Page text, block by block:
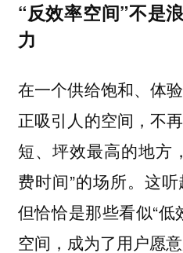
“反效率空间”不是
力
在一个供给饱和、体
正吸引人的空间，不
短、坪效最高的地方
费时间”的场所。这
但恰恰是那些看似“低
空间，成为了用户愿